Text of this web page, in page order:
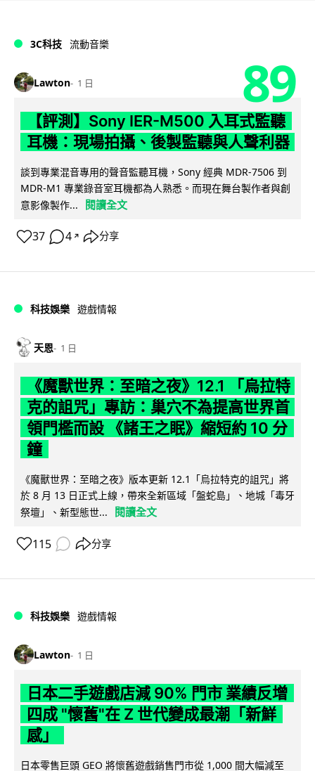
3C科技 流動音樂
Lawton 1 日 89
【評測】Sony IER-M500 入耳式監聽
耳機：現場拍攝、後製監聽與人聲利器
談到專業混音專用的聲音監聽耳機，Sony 經典 MDR-7506 到
MDR-M1 專業錄音室耳機都為人熟悉。而現在舞台製作者與創
意影像製作...
閱讀全文
37 4 ↗ 分享
科技娛樂 遊戲情報
天恩 1 日
《魔獸世界：至暗之夜》12.1 「烏拉特
克的詛咒」專訪：巢穴不為提高世界首
領門檻而設 《諸王之眠》縮短約 10 分
鐘
《魔獸世界：至暗之夜》版本更新 12.1「烏拉特克的詛咒」將
於 8 月 13 日正式上線，帶來全新區域「盤蛇島」、地城「毒牙
祭壇」、新型態世...
閱讀全文
115 分享
科技娛樂 遊戲情報
Lawton 1 日
日本二手遊戲店減 90% 門市 業績反增
四成 "懷舊"在 Z 世代變成最潮「新鮮
感」
日本零售巨頭 GEO 將懷舊遊戲銷售門市從 1,000 間大幅減至